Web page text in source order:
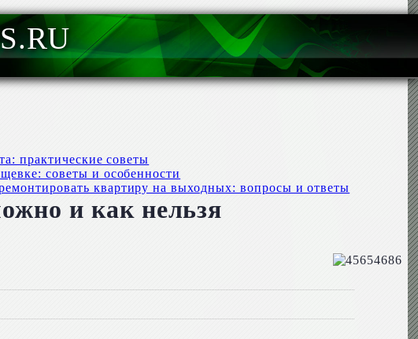
практические советы
советы и особенности
квартиру на выходных: вопросы и ответы
и как нельзя